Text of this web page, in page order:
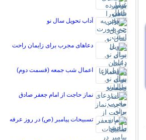
آداب تحویل سال نو
دعاهای مجرب برای زایمان راحت
اعمال شب جمعه (قسمت دوم)
نماز حاجت از امام جعفر صادق
تسبیحات پیامبر (ص) در روز عرفه